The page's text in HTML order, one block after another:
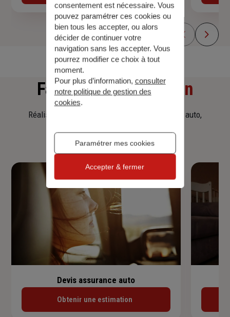
Faitesune simulation
Réalisez une simulation tarifaire d'assurance, auto,
Devis assurance auto
Obtenir une estimation
consentement est nécessaire. Vous
pouvez paramétrer ces cookies ou
bien tous les accepter, ou alors
décider de continuer votre
navigation sans les accepter. Vous
pourrez modifier ce choix à tout
moment.
Pour plus d’information, consulter
notre politique de gestion des
cookies.
Paramétrer mes cookies
Accepter & fermer